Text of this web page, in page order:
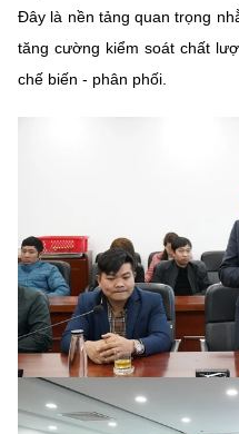
Đây là nền tảng quan trọng
tăng cường kiểm soát chất
chế biến - phân phối.